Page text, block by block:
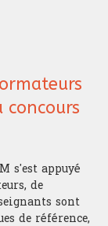
concours
s'est appuyé
de
sont
de référence,